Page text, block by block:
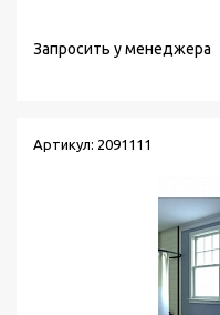
Запросить у менеджера
Артикул: 2091111